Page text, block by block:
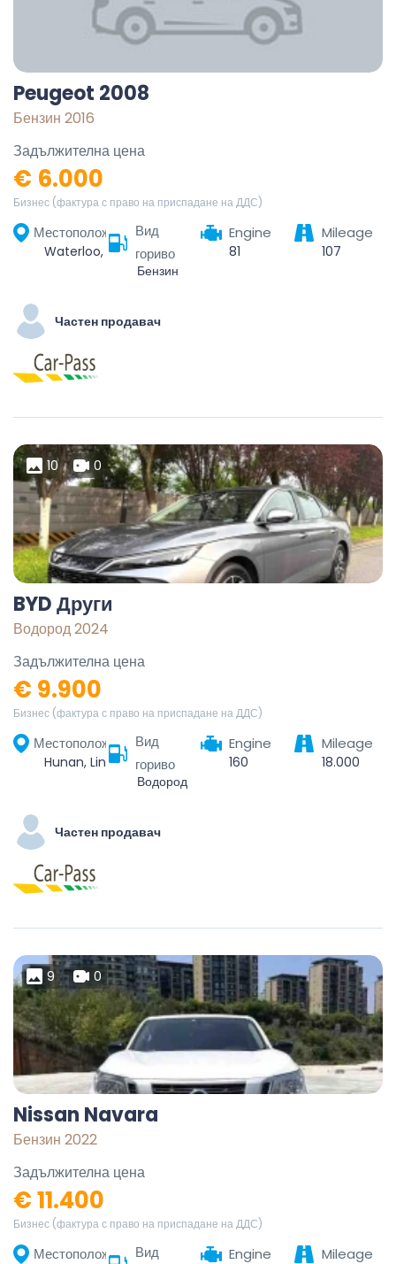
Peugeot 2008
Бензин 2016
Задължителна цена
€ 6.000
Бизнес (фактура с право на приспадане на ДДС)
Местоположение
Waterloo, Nivelles, Brabant wallon, Wallonie, 1410, Belgique
Вид
гориво
Бензин
Engine
81
Mileage
107
Частен продавач
10 0
BYD Други
Водород 2024
Задължителна цена
€ 9.900
Бизнес (фактура с право на приспадане на ДДС)
Местоположение
Hunan, Linchuan District, Fuzhou City, Jiangxi, China
Вид
гориво
Водород
Engine
160
Mileage
18.000
Частен продавач
9 0
Nissan Navara
Бензин 2022
Задължителна цена
€ 11.400
Бизнес (фактура с право на приспадане на ДДС)
МестоположениеВид Engine Mileage